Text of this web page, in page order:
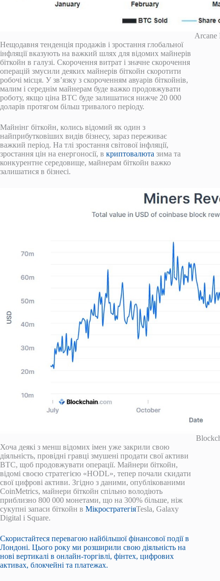
Arcane
Нещодавня тенденція продажів і зростання глобальної
інфляції вказують на важкий шлях для відомих майнерів
біткойн в галузі. Скорочення витрат і значне скорочення
операцій змусили деяких майнерів біткойн скоротити
робочі місця. У зв’язку з скороченням авуарів біткойнів,
малим і середнім майнерам буде важко продовжувати
роботу, якщо ціна BTC буде залишатися нижче 20 000
доларів протягом більш тривалого періоду.
Майнінг біткойн, колись відомий як один з
найприбутковіших видів бізнесу, зараз переживає
важкий період. На тлі зростання світової інфляції,
зростання цін на енергоносії, в криптовалюта зима та
конкурентне середовище, майнерам біткойн важко
залишатися в бізнесі.
Хоча деякі з менш відомих імен уже закрили свою
діяльність, провідні гравці змушені продати свої активи
BTC, щоб продовжувати операції. Майнери біткойн,
відомі своєю стратегією «HODL», тепер почали скидати
свої цифрові активи. Згідно з даними, опублікованими
CoinMetrics, майнери біткойн спільно володіють
приблизно 800 000 монетами, що на 300% більше, ніж
сукупні запаси біткойн в МікростратегіяTesla, Galaxy
Digital і Square.
Скористайтеся перевагою найбільшої фінансової події в
Лондоні. Цього року ми розширили свою діяльність на
нові вертикалі в онлайн-торгівлі, фінтех, цифрових
активах, блокчейні та платежах.